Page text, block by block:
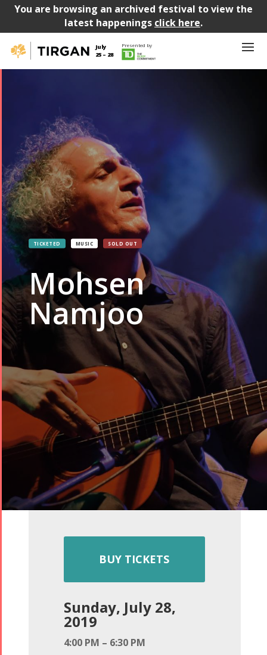
You are browsing an archived festival to view the
latest happenings click here.
July
25 – 28
Presented by
TICKETED MUSIC SOLD OUT
Mohsen
Namjoo
BUY TICKETS
Sunday, July 28,
2019
4:00 PM – 6:30 PM